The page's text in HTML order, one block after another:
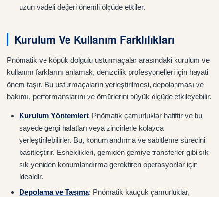
uzun vadeli değeri önemli ölçüde etkiler.
Kurulum Ve Kullanım Farklılıkları
Pnömatik ve köpük dolgulu usturmaçalar arasındaki kurulum ve
kullanım farklarını anlamak, denizcilik profesyonelleri için hayati
önem taşır. Bu usturmaçaların yerleştirilmesi, depolanması ve
bakımı, performanslarını ve ömürlerini büyük ölçüde etkileyebilir.
Kurulum Yöntemleri: Pnömatik çamurluklar hafiftir ve bu
sayede gergi halatları veya zincirlerle kolayca
yerleştirilebilirler. Bu, konumlandırma ve sabitleme sürecini
basitleştirir. Esneklikleri, gemiden gemiye transferler gibi sık
sık yeniden konumlandırma gerektiren operasyonlar için
idealdir.
Depolama ve Taşıma: Pnömatik kauçuk çamurluklar,